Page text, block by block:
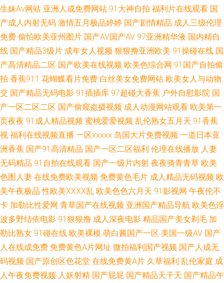
美女精 色翁荡息又大又 国产超级乱淫片中文 天堂Av网导航 粉嫩虎白女流水
白浆在线播放 深夜绯色影院 国产91 日韓精品第一 超碰人妻主页 日韩福利
超踫成人91 日本精品一线二 白丝美女后入爆操 嫖丰满老熟妇AAAA片免费看
韩精品 AV成人资源在线 操逼资源网 欧美一级在线观看 91精品新拍在线观看
欧美丰满少妇久久无码精品 97人人做视频 欧美va欧美va在线 字幕在线中文
观 久在线免费观看视频 黄色视频伊人网 亚洲天堂在线超吹 九九国产热 亚洲
制服丝袜第一页 精品国产的aⅴ在线 亚洲最大人成影院 海角社区骚逼探花 91
线一二 超碰97人人摸 日韩深夜成人 www亚洲毛片网 日本三级网站 成全影
视在线观看免费高清电视剧 日韩在线视频 成年人在线视频第一页 人人妻人
生妹Av网站 亚洲人成免费网站 91大神自拍 福利片在线观看 国
产成人内射无码 激情五月极品婷婷 国产剧情精品 成人三级伦理
免费 偷怕欧美亚州图片 国产AV国产AV 97亚洲精华液 国内精自
线 国产精品3级片 成年女人视频 狠狠撸亚洲欧美 91操碰在线 国
产高清精品二区 国产欧美在线视频 欧美色综合网 91国产自拍偷
拍 香蕉911 花蝴蝶看片免费 白丝美女免费网站 欧美女人与动物
交 国产精品无码电影 91插插库 97超碰大香蕉 户外自慰影院 国
产一区二区二区 国产偷窥盗摄视频 成人动漫网站观看 欧美第一
页夜夜 91成人精品视频 蜜桃爱爱视频 乱伦熟女五月天 91香蕉
视 福利在线视频直播 一区xxxxx 岛国大片免费视频 一道日本亚
洲香蕉 国产91高清精品 国产一区二区福利 伦理在线播放 人妻
无码精品 91自拍在线观看 国产一级片内射 夜夜骑青青草 欧美
色图人妻 在线免费欧美视频 免费黄色毛片 成人精品无码视频 欧
美午夜极品 性欧美ⅩⅩⅩⅩ乱 欧美色色六月天 91影视网 午夜伦不
卡 加勒比性爱网 青草国产在线视频 亚洲国产精品导航 欧美色淫
波多野结依电影 91狠狠撸 成人深夜电影 精品国产美女剃毛 加
勒比熟女 91碰在线 欧美裸模 萌白酱国产一区 美国一级AV 国产
人在线成免费 免费黄色A片网址 微拍福利国产视频 国产人成无
码视频 国产原创区色花堂 在线免费黄A片 久草福利 乱伦家庭 成
人午夜免费视频 人妖射精 国产屁屁 国产精品天干天 国产精品午